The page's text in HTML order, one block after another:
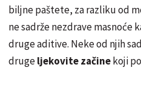
biljne paštete, za razliku od
ne sadrže nezdrave masnoće
druge aditive. Neke od njih
drugeljekovite začinekoji